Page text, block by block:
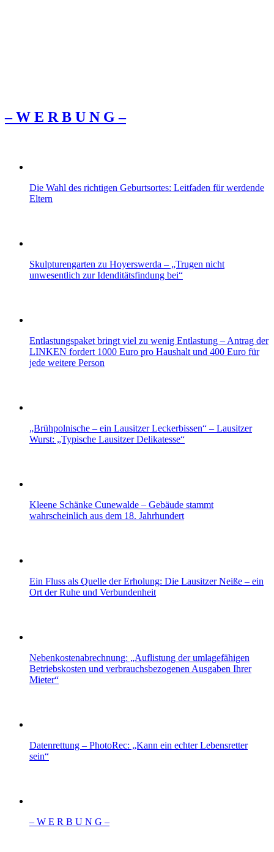
– W Ε R Β U Ν G –
Die Wahl des richtigen Geburtsortes: Leitfaden für werdende
Eltern
Skulpturengarten zu Hoyerswerda – „Trugen nicht
unwesentlich zur Idenditätsfindung bei“
Entlastungspaket bringt viel zu wenig Entlastung – Antrag der
LINKEN fordert 1000 Euro pro Haushalt und 400 Euro für
jede weitere Person
„Brühpolnische – ein Lausitzer Leckerbissen“ – Lausitzer
Wurst: „Typische Lausitzer Delikatesse“
Kleene Schänke Cunewalde – Gebäude stammt
wahrscheinlich aus dem 18. Jahrhundert
Ein Fluss als Quelle der Erholung: Die Lausitzer Neiße – ein
Ort der Ruhe und Verbundenheit
Nebenkostenabrechnung: „Auflistung der umlagefähigen
Betriebskosten und verbrauchsbezogenen Ausgaben Ihrer
Mieter“
Datenrettung – PhotoRec: „Kann ein echter Lebensretter
sein“
– W Ε R Β U Ν G –